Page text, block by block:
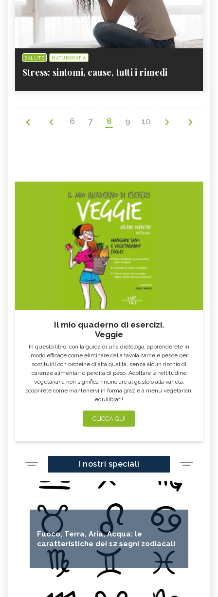
SALUTE NATUROPATIA
Stress: sintomi, cause, tutti i rimedi
6 7 8 9 10
Il mio quaderno di esercizi.
Veggie
In questo libro, con la guida di una dietologa, apprenderete in
modo efficace come eliminare dalla tavola carne e pesce per
sostituirli con proteine di alta qualità, senza alcun rischio di
carenze alimentari o perdita di peso. Adottare la rettitudine
vegetariana non significa rinunciare al gusto o alla varietà:
scoprirete come mantenervi in forma grazie a menu vegetariani
equilibrati!
CLICCA QUI
I nostri speciali
Fuoco, Terra, Aria, Acqua: le
caratteristiche dei 12 segni zodiacali